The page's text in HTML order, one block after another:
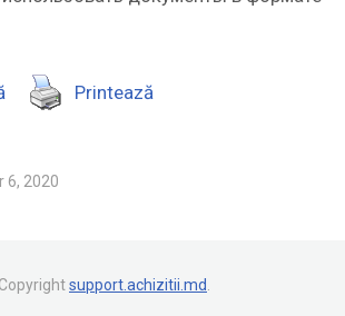
Printează
6, 2020
support.achizitii.md